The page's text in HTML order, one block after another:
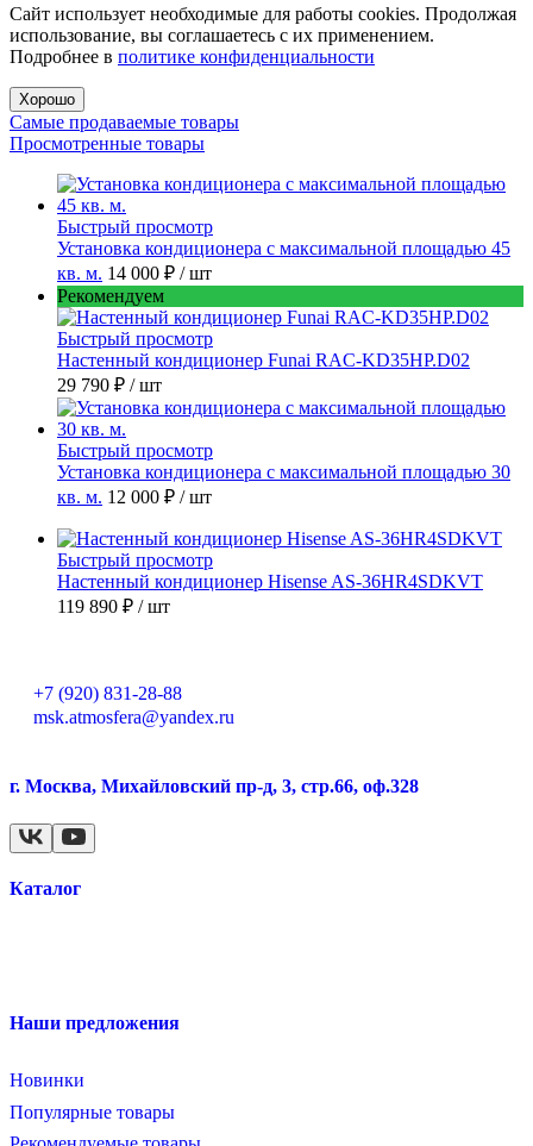
Сайт использует необходимые для работы cookies. Продолжая
использование, вы соглашаетесь с их применением.
Подробнее в политике конфиденциальности
Хорошо
Самые продаваемые товары
Просмотренные товары
Быстрый просмотр
Установка кондиционера с максимальной площадью 45
кв. м. 14 000 ₽ / шт
Рекомендуем
Быстрый просмотр
Настенный кондиционер Funai RAC-KD35HP.D02
29 790 ₽ / шт
Быстрый просмотр
Установка кондиционера с максимальной площадью 30
кв. м. 12 000 ₽ / шт
Быстрый просмотр
Настенный кондиционер Hisense AS-36HR4SDKVT
119 890 ₽ / шт
+7 (920) 831-28-88
msk.atmosfera@yandex.ru
г. Москва, Михайловский пр-д, 3, стр.66, оф.328
Каталог
Наши предложения
Новинки
Популярные товары